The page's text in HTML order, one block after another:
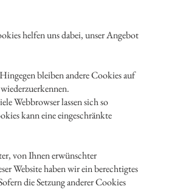
helfen uns dabei, unser Angebot
bleiben andere Cookies auf
Webbrowser lassen sich so
kann eine eingeschränkte
von Ihnen erwünschter
Website haben wir ein berechtigtes
die Setzung anderer Cookies